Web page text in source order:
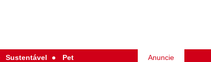
Sustentável Pet Anuncie